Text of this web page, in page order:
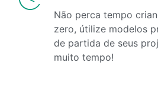
Não perca tempo
zero, útilize modelos
de partida de seus
muito tempo!